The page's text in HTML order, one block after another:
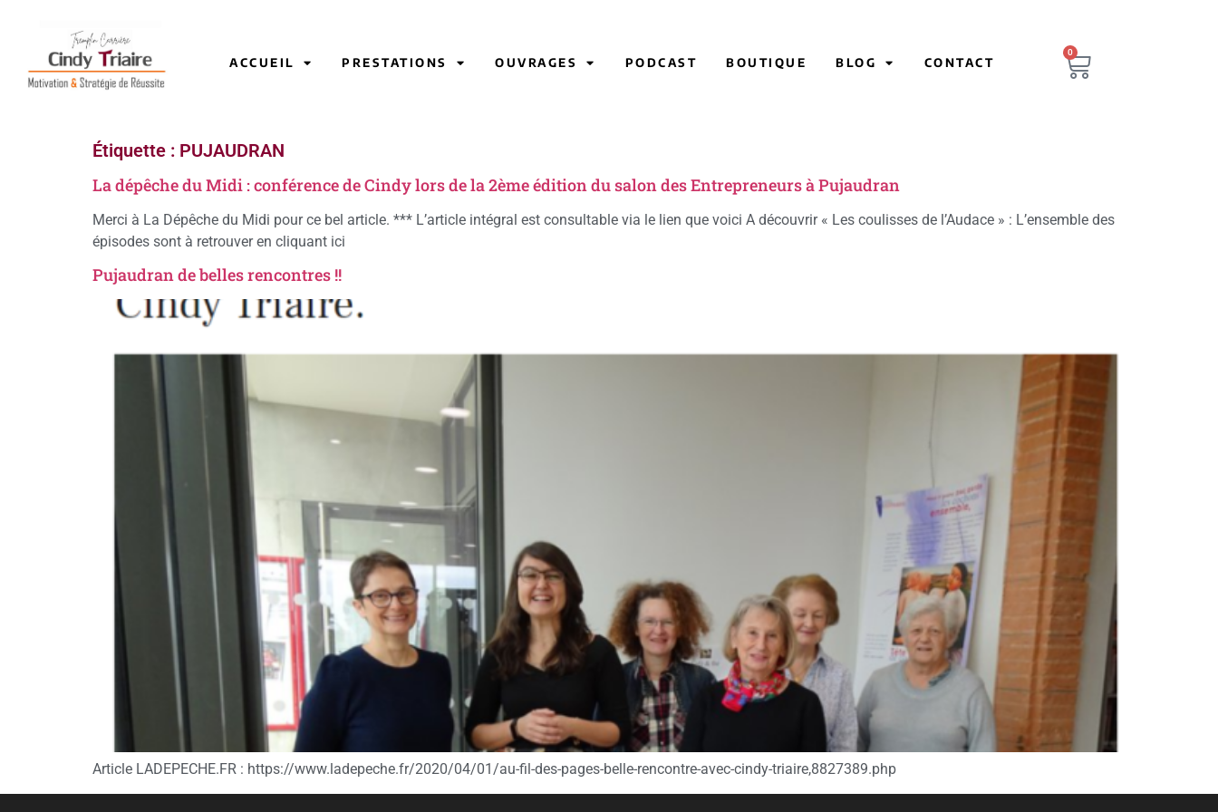
ACCUEIL PRESTATIONS OUVRAGES PODCAST BOUTIQUE BLOG CONTACT
0
Étiquette : PUJAUDRAN
La dépêche du Midi : conférence de Cindy lors de la 2ème édition du salon des Entrepreneurs à Pujaudran
Merci à La Dépêche du Midi pour ce bel article. *** L’article intégral est consultable via le lien que voici A découvrir « Les coulisses de l’Audace » : L’ensemble des
épisodes sont à retrouver en cliquant ici
Pujaudran de belles rencontres !!
Article LADEPECHE.FR : https://www.ladepeche.fr/2020/04/01/au-fil-des-pages-belle-rencontre-avec-cindy-triaire,8827389.php